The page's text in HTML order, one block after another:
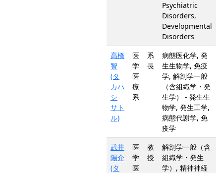
Psychiatric
Disorders,
Developmental
Disorders
高橋
智
(タ
カハ
シ
サト
ル)
医
学
医
療
系
系
長
病態医化学, 発
生生物学, 免疫
学, 解剖学一般
（含組織学・発
生学） - 発生生
物学, 発生工学,
病態代謝学, 免
疫学
武井
陽介
(タ
医
学
医
教
授
解剖学一般（含
組織学・発生
学）, 精神神経